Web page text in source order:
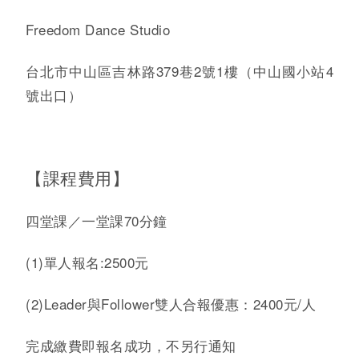
Freedom Dance Studio
台北市中山區吉林路379巷2號1樓（中山國小站4
號出口）
【課程費用】
四堂課／一堂課70分鐘
(1)單人報名:2500元
(2)Leader與Follower雙人合報優惠：2400元/人
完成繳費即報名成功，不另行通知